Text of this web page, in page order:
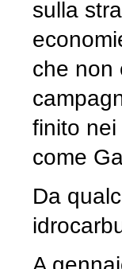
sulla
che non
finito
come
Da